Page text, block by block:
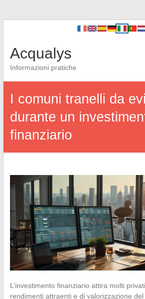
Acqualys
Informazioni pratiche
I comuni tranelli da
durante un
finanziario
L’investimento finanziario attira molti
rendimenti attraenti e di valorizzazione del